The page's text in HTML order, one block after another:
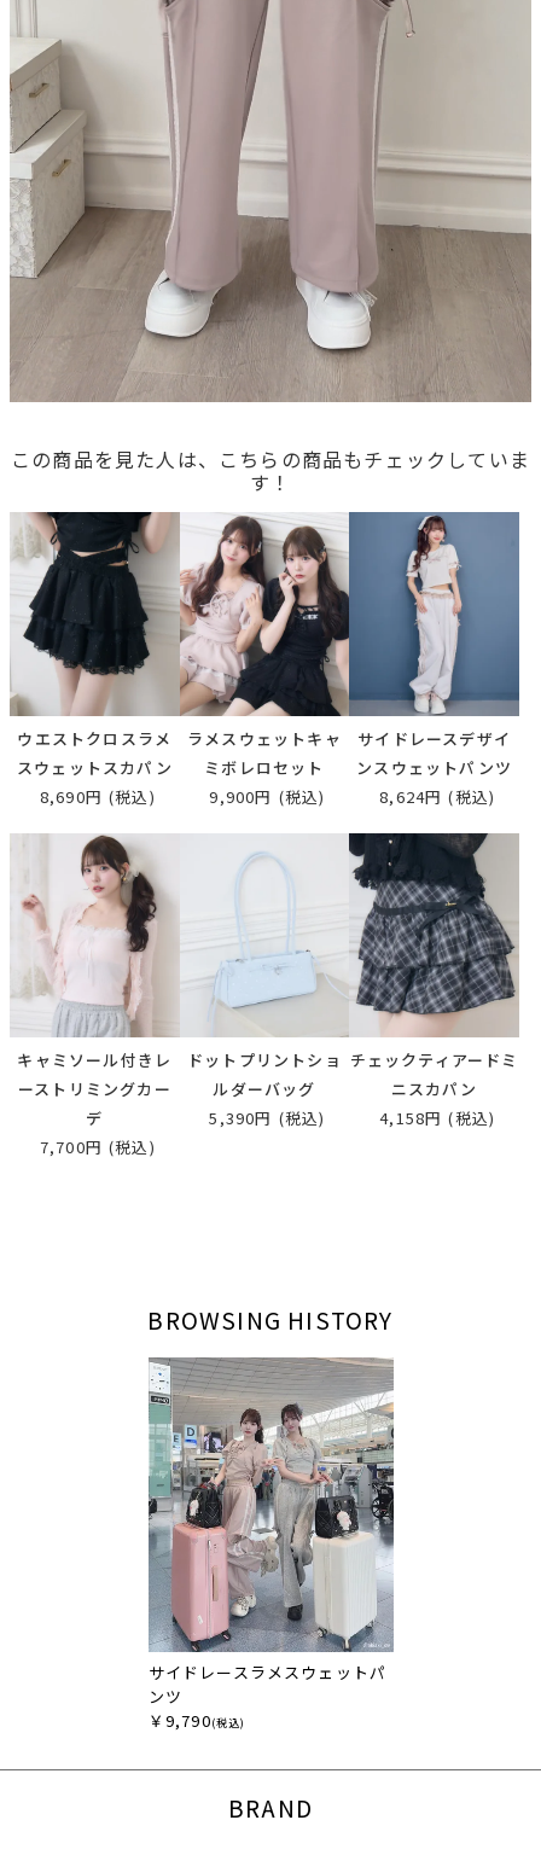
この商品を見た人は、こちらの商品もチェックしていま
す！
ウエストクロスラメ
スウェットスカパン
8,690円 (税込)
ラメスウェットキャ
ミボレロセット
9,900円 (税込)
サイドレースデザイ
ンスウェットパンツ
8,624円 (税込)
キャミソール付きレ
ーストリミングカー
デ
7,700円 (税込)
ドットプリントショ
ルダーバッグ
5,390円 (税込)
チェックティアードミ
ニスカパン
4,158円 (税込)
BROWSING HISTORY
サイドレースラメスウェットパ
ンツ
￥9,790(税込)
BRAND